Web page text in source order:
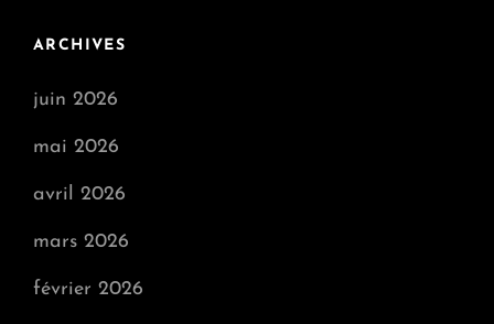
ARCHIVES
juin 2026
mai 2026
avril 2026
mars 2026
février 2026